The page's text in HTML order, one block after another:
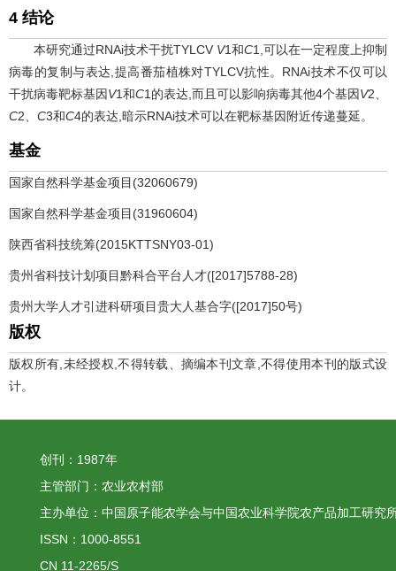
4 结论
本研究通过RNAi技术干扰TYLCV V1和C1,可以在一定程度上抑制
病毒的复制与表达,提高番茄植株对TYLCV抗性。RNAi技术不仅可以
干扰病毒靶标基因V1和C1的表达,而且可以影响病毒其他4个基因V2、
C2、 C3和C4的表达,暗示RNAi技术可以在靶标基因附近传递蔓延。
基金
国家自然科学基金项目(32060679)
国家自然科学基金项目(31960604)
陕西省科技统筹(2015KTTSNY03-01)
贵州省科技计划项目黔科合平台人才([2017]5788-28)
贵州大学人才引进科研项目贵大人基合字([2017]50号)
版权
版权所有,未经授权,不得转载、摘编本刊文章,不得使用本刊的版式设
计。
创刊：1987年
主管部门：农业农村部
主办单位：中国原子能农学会与中国农业科学院农产品加工研究
ISSN：1000-8551
CN 11-2265/S